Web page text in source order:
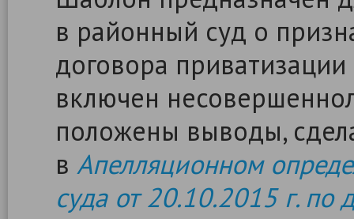
в районный суд о
договора
включен
положены выводы,
в Апелляционном
суда от 20.10.2015 г. по